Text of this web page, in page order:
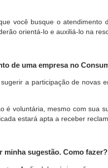
você busque o
orientá-lo e auxiliá-lo na
de uma empresa no
a participação de novas
é voluntária, mesmo com sua
estará apta a receber
minha sugestão. Como fazer?